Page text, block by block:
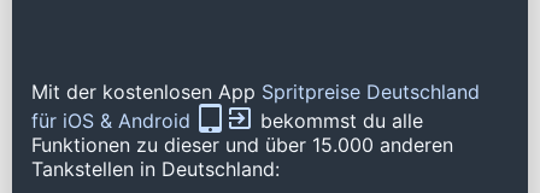
Mit der kostenlosen App Spritpreise Deutschland
für iOS & Android
bekommst du alle
Funktionen zu dieser und über 15.000 anderen
Tankstellen in Deutschland: